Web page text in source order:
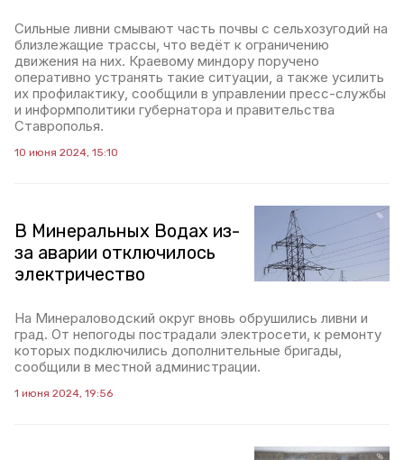
Сильные ливни смывают часть почвы с сельхозугодий на
близлежащие трассы, что ведёт к ограничению
движения на них. Краевому миндору поручено
оперативно устранять такие ситуации, а также усилить
их профилактику, сообщили в управлении пресс-службы
и информполитики губернатора и правительства
Ставрополья.
10 июня 2024, 15:10
В Минеральных Водах из-
за аварии отключилось
электричество
На Минераловодский округ вновь обрушились ливни и
град. От непогоды пострадали электросети, к ремонту
которых подключились дополнительные бригады,
сообщили в местной администрации.
1 июня 2024, 19:56